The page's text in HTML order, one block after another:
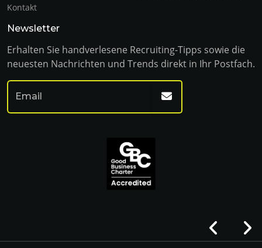
Kontakt
Newsletter
Erhalten Sie handverlesene Recruiting-Tipps sowie die
neuesten Nachrichten und Trends direkt in Ihr Postfach.